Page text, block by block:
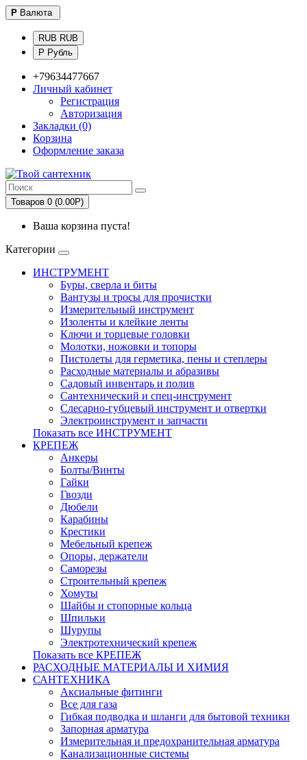
Р Валюта
RUB RUB
Р Рубль
+79634477667
Личный кабинет
Регистрация
Авторизация
Закладки (0)
Корзина
Оформление заказа
Товаров 0 (0.00Р)
Ваша корзина пуста!
Категории
ИНСТРУМЕНТ
Буры, сверла и биты
Вантузы и тросы для прочистки
Измерительный инструмент
Изоленты и клейкие ленты
Ключи и торцевые головки
Молотки, ножовки и топоры
Пистолеты для герметика, пены и степлеры
Расходные материалы и абразивы
Садовый инвентарь и полив
Сантехнический и спец-инструмент
Слесарно-губцевый инструмент и отвертки
Электроинструмент и запчасти
Показать все ИНСТРУМЕНТ
КРЕПЕЖ
Анкеры
Болты/Винты
Гайки
Гвозди
Дюбели
Карабины
Крестики
Мебельный крепеж
Опоры, держатели
Саморезы
Строительный крепеж
Хомуты
Шайбы и стопорные кольца
Шпильки
Шурупы
Электротехнический крепеж
Показать все КРЕПЕЖ
РАСХОДНЫЕ МАТЕРИАЛЫ И ХИМИЯ
САНТЕХНИКА
Аксиальные фитинги
Все для газа
Гибкая подводка и шланги для бытовой техники
Запорная арматура
Измерительная и предохранительная арматура
Канализационные системы